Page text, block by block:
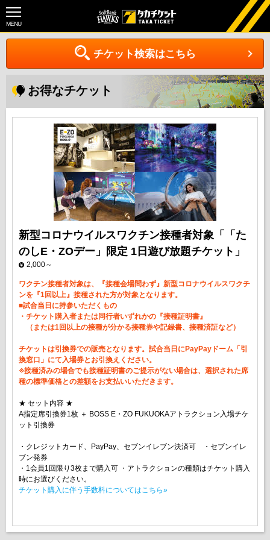
MENU
チケット検索はこちら
お得なチケット
新型コロナウイルスワクチン接種者対象「「た
のしE・ZOデー」限定 1日遊び放題チケット」
2,000～
ワクチン接種者対象は、『接種会場問わず』新型コロナウイルスワクチ
ンを『1回以上』接種された方が対象となります。
■試合当日に持参いただくもの
・チケット購入者または同行者いずれかの『接種証明書』
（または1回以上の接種が分かる接種券や記録書、接種済証など）
チケットは引換券での販売となります。試合当日にPayPayドーム「引
換窓口」にて入場券とお引換えください。
※接種済みの場合でも接種証明書のご提示がない場合は、選択された席
種の標準価格との差額をお支払いいただきます。
★ セット内容 ★
A指定席引換券1枚 ＋ BOSS E・ZO FUKUOKAアトラクション入場チケ
ット引換券
・クレジットカード、PayPay、セブンイレブン決済可 ・セブンイレ
ブン発券
・1会員1回限り3枚まで購入可 ・アトラクションの種類はチケット購入
時にお選びください。
チケット購入に伴う手数料についてはこちら»